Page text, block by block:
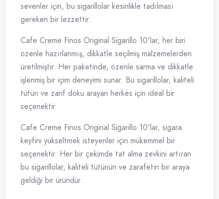
sevenler için, bu sigarillolar kesinlikle tadılması
gereken bir lezzettir.
Cafe Creme Finos Original Sigarillo 10'lar, her biri
özenle hazırlanmış, dikkatle seçilmiş malzemelerden
üretilmiştir. Her paketinde, özenle sarma ve dikkatle
işlenmiş bir içim deneyimi sunar. Bu sigarillolar, kaliteli
tütün ve zarif doku arayan herkes için ideal bir
seçenektir.
Cafe Creme Finos Original Sigarillo 10'lar, sigara
keyfini yükseltmek isteyenler için mükemmel bir
seçenektir. Her bir çekimde tat alma zevkini artıran
bu sigarillolar, kaliteli tütünün ve zarafetin bir araya
geldiği bir üründür.